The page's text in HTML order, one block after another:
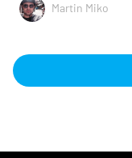
Martin Miko